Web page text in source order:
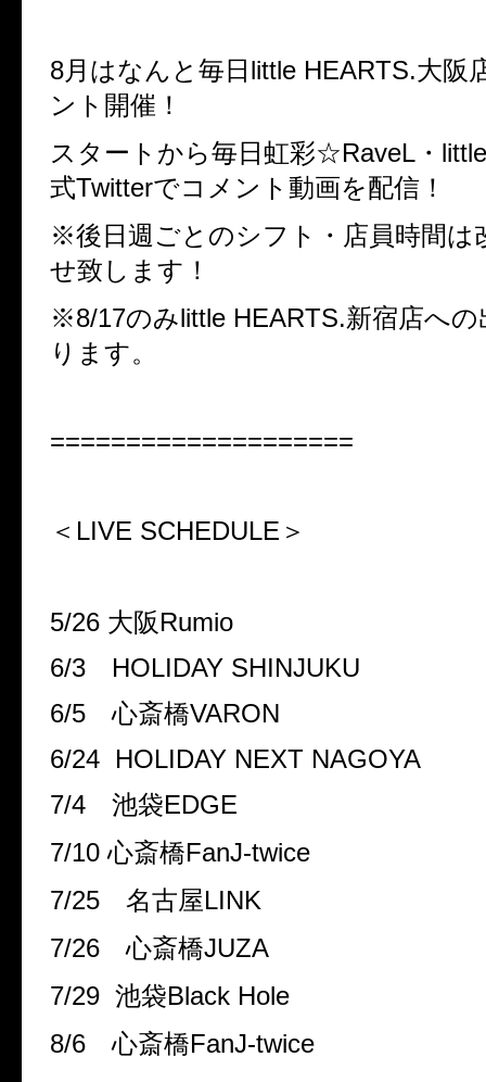
8月はなんと毎日little HEARTS.大阪
ント開催！
スタートから毎日虹彩☆RaveL・
式Twitterでコメント動画を配信！
※後日週ごとのシフト・店員時間は
せ致します！
※8/17のみlittle HEARTS.新宿店への
ります。
====================
＜LIVE SCHEDULE＞
5/26 大阪Rumio
6/3 HOLIDAY SHINJUKU
6/5 心斎橋VARON
6/24 HOLIDAY NEXT NAGOYA
7/4 池袋EDGE
7/10 心斎橋FanJ-twice
7/25 名古屋LINK
7/26 心斎橋JUZA
7/29 池袋Black Hole
8/6 心斎橋FanJ-twice